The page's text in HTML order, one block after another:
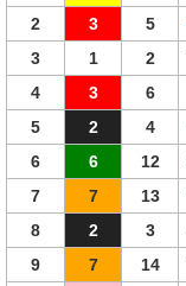
2
3 5
3
1 2
4
3 6
5
2 4
6
6 12
7
7 13
8
2 3
9
7 14